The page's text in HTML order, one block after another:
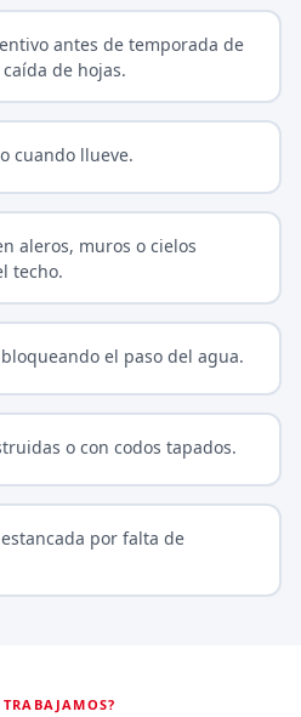
antes de temporada de
de hojas.
cuando llueve.
aleros, muros o cielos
techo.
el paso del agua.
o con codos tapados.
por falta de